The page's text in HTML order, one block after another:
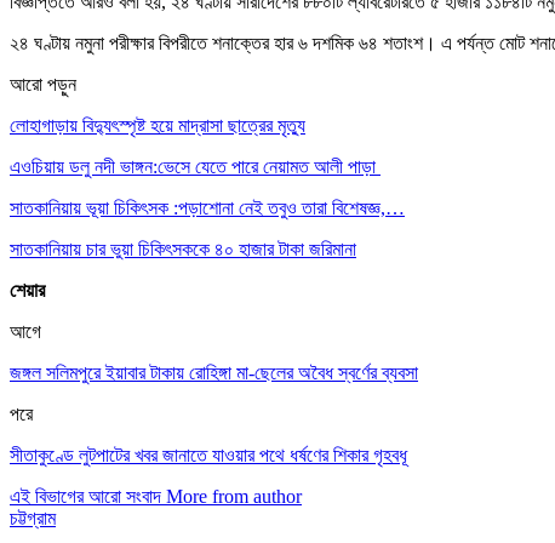
২৪ ঘণ্টায় নমুনা পরীক্ষার বিপরীতে শনাক্তের হার ৬ দশমিক ৬৪ শতাংশ। এ পর্যন্ত মোট
আরো পড়ুন
লোহাগাড়ায় বিদ্যুৎস্পৃষ্ট হয়ে মাদ্রাসা ছাত্রের মৃত্যু
এওচিয়ায় ডলু নদী ভাঙ্গন:ভেসে যেতে পারে নেয়ামত আলী পাড়া
সাতকানিয়ায় ভূয়া চিকিৎসক :পড়াশোনা নেই তবুও তারা বিশেষজ্ঞ,…
সাতকানিয়ায় চার ভুয়া চিকিৎসককে ৪০ হাজার টাকা জরিমানা
শেয়ার
আগে
জঙ্গল সলিমপুরে ইয়াবার টাকায় রোহিঙ্গা মা-ছেলের অবৈধ স্বর্ণের ব্যবসা
পরে
সীতাকুণ্ডে লুটপাটের খবর জানাতে যাওয়ার পথে ধর্ষণের শিকার গৃহবধূ
এই বিভাগের আরো সংবাদ More from author
চট্টগ্রাম